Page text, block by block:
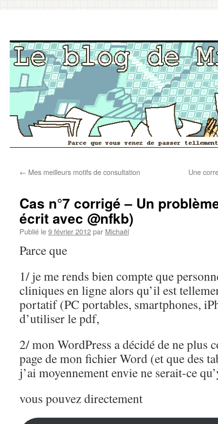
au← Mes meilleurs motifs de consultation Une
Cas n°7 corrigé – Un
écrit avec @nfkb)
Publié le9 février 2012par Michaël
Parce que
1/ je me rends bien compte que
cliniques en ligne alors qu’il est
portatif (PC portables, smartphones,
d’utiliser le pdf,
2/ mon WordPress a décidé de ne plus
page de mon fichier Word (et que des
j’ai moyennement envie ne serait-ce
vous pouvez directement